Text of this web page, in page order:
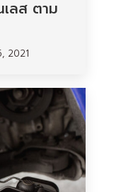
ลส ตาม
2021